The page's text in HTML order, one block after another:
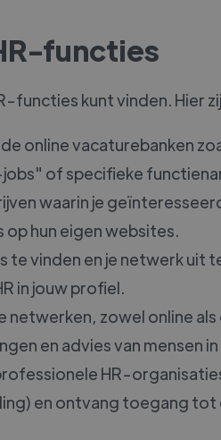
functies
functies kunt vinden. Hier
online vacaturebanken
of specifieke
waarin je
hun eigen websites.
te vinden en je netwerk uit
in jouw profiel.
netwerken, zowel online
en advies van mensen
HR-
en ontvang toegang